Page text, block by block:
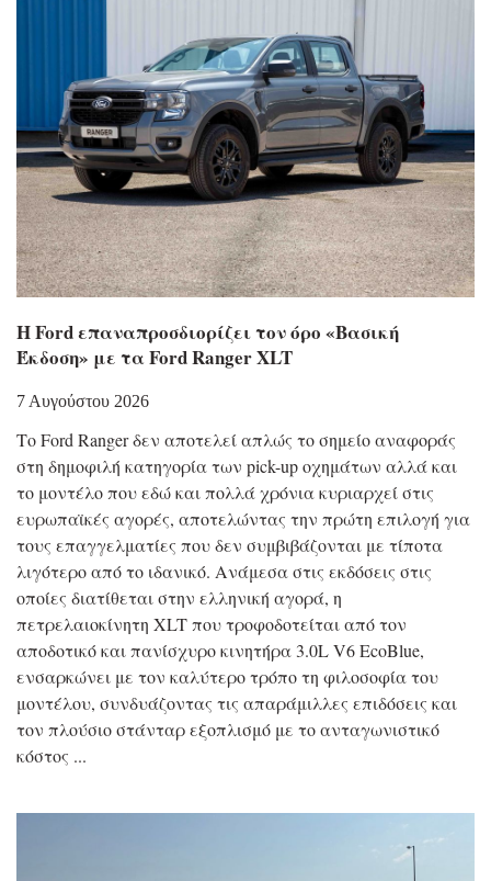
Η Ford επαναπροσδιορίζει τον όρο «Βασική
Έκδοση» με τα Ford Ranger XLT
7 Αυγούστου 2026
Το Ford Ranger δεν αποτελεί απλώς το σημείο αναφοράς
στη δημοφιλή κατηγορία των pick-up οχημάτων αλλά και
το μοντέλο που εδώ και πολλά χρόνια κυριαρχεί στις
ευρωπαϊκές αγορές, αποτελώντας την πρώτη επιλογή για
τους επαγγελματίες που δεν συμβιβάζονται με τίποτα
λιγότερο από το ιδανικό. Ανάμεσα στις εκδόσεις στις
οποίες διατίθεται στην ελληνική αγορά, η
πετρελαιοκίνητη XLT που τροφοδοτείται από τον
αποδοτικό και πανίσχυρο κινητήρα 3.0L V6 EcoBlue,
ενσαρκώνει με τον καλύτερο τρόπο τη φιλοσοφία του
μοντέλου, συνδυάζοντας τις απαράμιλλες επιδόσεις και
τον πλούσιο στάνταρ εξοπλισμό με το ανταγωνιστικό
κόστος